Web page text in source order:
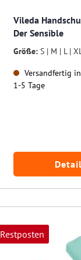
Vileda
Der Sensible
Größe: S | M | L |
Versandfertig
1-5 Tage
Restposten